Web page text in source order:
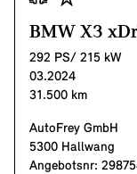
BMW X3
292 PS/ 215 kW
03.2024
31.500 km
AutoFrey GmbH
5300 Hallwang
Angebotsnr: